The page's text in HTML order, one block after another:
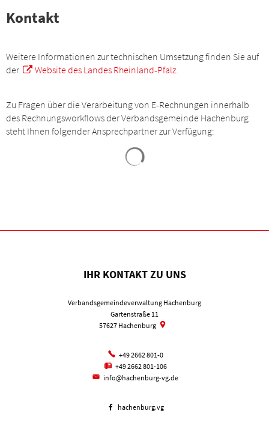
Kontakt
Weitere Informationen zur technischen Umsetzung finden Sie auf
der
Website des Landes Rheinland-Pfalz.
Zu Fragen über die Verarbeitung von E-Rechnungen innerhalb
des Rechnungsworkflows der Verbandsgemeinde Hachenburg
steht Ihnen folgender Ansprechpartner zur Verfügung:
IHR KONTAKT ZU UNS
Verbandsgemeindeverwaltung Hachenburg
Gartenstraße 11
57627 Hachenburg
+49 2662 801-0
+49 2662 801-106
info@hachenburg-vg.de
hachenburg.vg